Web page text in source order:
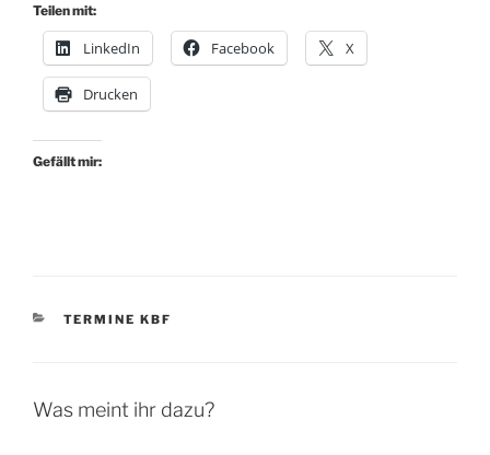
Teilen mit:
LinkedIn Facebook X
Drucken
Gefällt mir:
KATEGORIEN
TERMINE KBF
Was meint ihr dazu?